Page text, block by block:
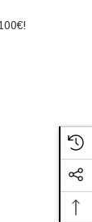
AIRE
DE FILTRO